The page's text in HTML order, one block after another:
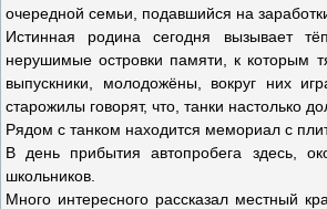
очередной семьи, подавшийся на
Истинная родина сегодня вызывает
нерушимые островки памяти, к которым
выпускники, молодожёны, вокруг них
старожилы говорят, что, танки настолько
Рядом с танком находится мемориал с
В день прибытия автопробега здесь,
школьников.
Много интересного рассказал местный